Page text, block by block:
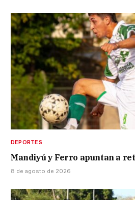
DEPORTES
Mandiyú y Ferro apuntan a
8 de agosto de 2026